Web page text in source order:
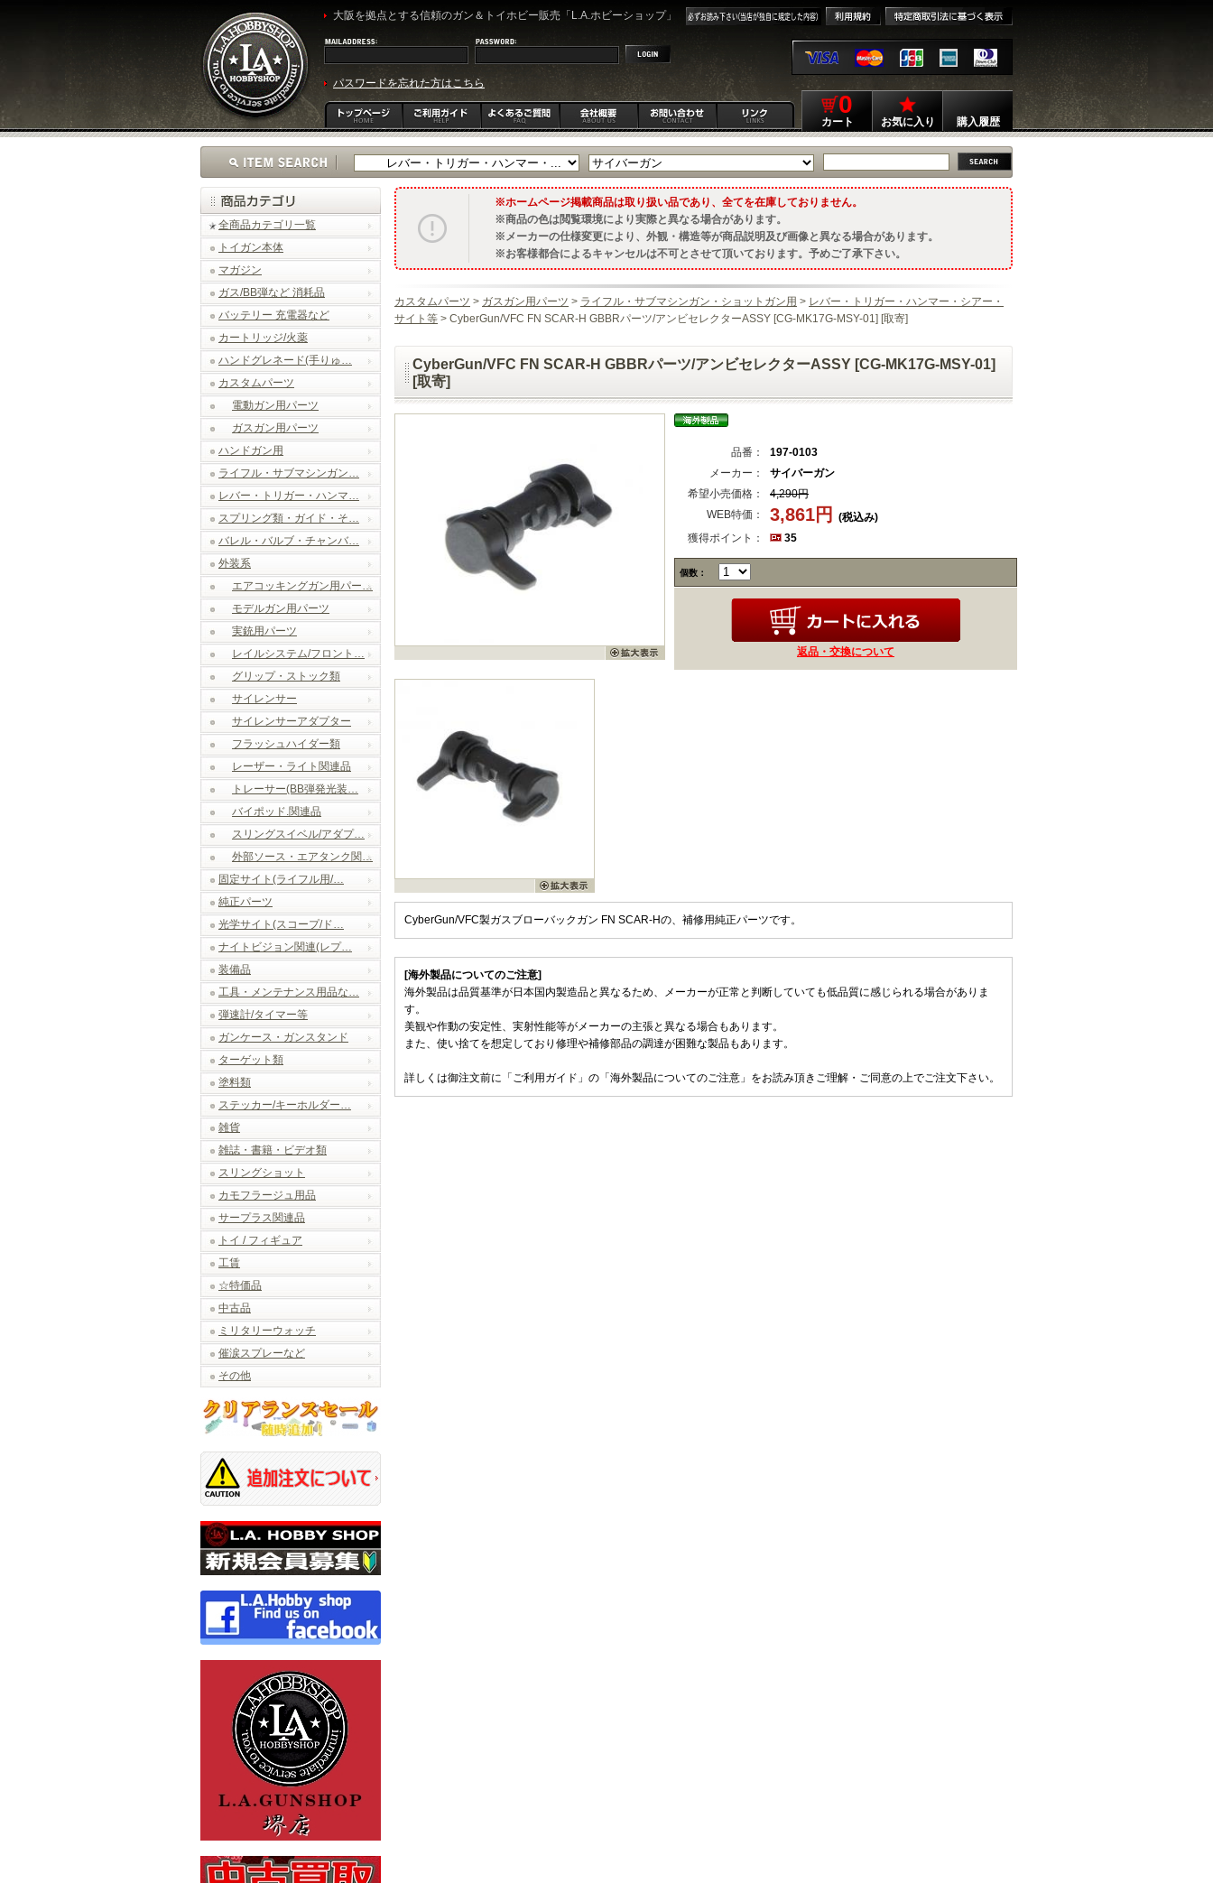
大阪を拠点とする信頼のガン＆トイホビー販売「L.A.ホビーショップ」
パスワードを忘れた方はこちら
0
カート お気に入り 購入履歴
全商品カテゴリ一覧
トイガン本体
マガジン
ガス/BB弾など 消耗品
バッテリー 充電器など
カートリッジ/火薬
ハンドグレネード(手りゅ…
カスタムパーツ
電動ガン用パーツ
ガスガン用パーツ
ハンドガン用
ライフル・サブマシンガン…
レバー・トリガー・ハンマ…
スプリング類・ガイド・そ…
バレル・バルブ・チャンバ…
外装系
エアコッキングガン用パー…
モデルガン用パーツ
実銃用パーツ
レイルシステム/フロント…
グリップ・ストック類
サイレンサー
サイレンサーアダプター
フラッシュハイダー類
レーザー・ライト関連品
トレーサー(BB弾発光装…
バイポッド.関連品
スリングスイベル/アダプ…
外部ソース・エアタンク関…
固定サイト(ライフル用/…
純正パーツ
光学サイト(スコープ/ド…
ナイトビジョン関連(レプ…
装備品
工具・メンテナンス用品な…
弾速計/タイマー等
ガンケース・ガンスタンド
ターゲット類
塗料類
ステッカー/キーホルダー…
雑貨
雑誌・書籍・ビデオ類
スリングショット
カモフラージュ用品
サープラス関連品
トイ / フィギュア
工賃
☆特価品
中古品
ミリタリーウォッチ
催涙スプレーなど
その他
ホームページ掲載商品は取り扱い品であり、全てを在庫しておりません。
商品の色は閲覧環境により実際と異なる場合があります。
メーカーの仕様変更により、外観・構造等が商品説明及び画像と異なる場合があります。
お客様都合によるキャンセルは不可とさせて頂いております。予めご了承下さい。
カスタムパーツ > ガスガン用パーツ > ライフル・サブマシンガン・ショットガン用 > レバー・トリガー・ハンマー・シアー・
サイト等 > CyberGun/VFC FN SCAR-H GBBRパーツ/アンビセレクターASSY [CG-MK17G-MSY-01] [取寄]
CyberGun/VFC FN SCAR-H GBBRパーツ/アンビセレクターASSY [CG-MK17G-MSY-01]
[取寄]
品番：
197-0103
メーカー：
サイバーガン
希望小売価格：
4,290円
WEB特価：
3,861円
(税込み)
獲得ポイント：
35
個数：
返品・交換について
CyberGun/VFC製ガスブローバックガン FN SCAR-Hの、補修用純正パーツです。
[海外製品についてのご注意]
海外製品は品質基準が日本国内製造品と異なるため、メーカーが正常と判断していても低品質に感じられる場合がありま
す。
美観や作動の安定性、実射性能等がメーカーの主張と異なる場合もあります。
また、使い捨てを想定しており修理や補修部品の調達が困難な製品もあります。
詳しくは御注文前に「ご利用ガイド」の「海外製品についてのご注意」をお読み頂きご理解・ご同意の上でご注文下さい。